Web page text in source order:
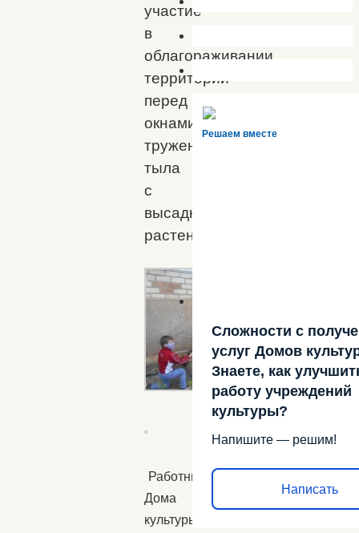
участие
в
облагораживании
территории
перед
окнами
тружеников
тыла
с
высадкой
растений
Работники
Дома
культуры
Решаем вместе
Сложности с
услуг Домов
Знаете, как
работу учреждений
культуры?
Напишите — решим!
Написать